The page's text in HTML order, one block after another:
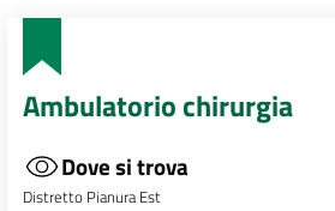
Ambulatorio chirurgia
Dove si trova
Distretto Pianura Est